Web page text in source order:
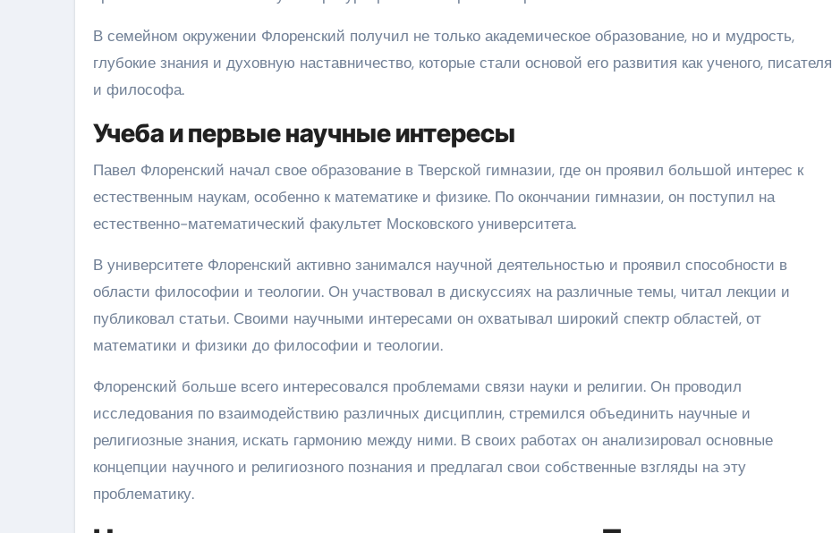
В семейном окружении Флоренский получил не только академическое образование, но и мудрость,
глубокие знания и духовную наставничество, которые стали основой его развития как ученого, писателя
и философа.
Учеба и первые научные интересы
Павел Флоренский начал свое образование в Тверской гимназии, где он проявил большой интерес к
естественным наукам, особенно к математике и физике. По окончании гимназии, он поступил на
естественно-математический факультет Московского университета.
В университете Флоренский активно занимался научной деятельностью и проявил способности в
области философии и теологии. Он участвовал в дискуссиях на различные темы, читал лекции и
публиковал статьи. Своими научными интересами он охватывал широкий спектр областей, от
математики и физики до философии и теологии.
Флоренский больше всего интересовался проблемами связи науки и религии. Он проводил
исследования по взаимодействию различных дисциплин, стремился объединить научные и
религиозные знания, искать гармонию между ними. В своих работах он анализировал основные
концепции научного и религиозного познания и предлагал свои собственные взгляды на эту
проблематику.